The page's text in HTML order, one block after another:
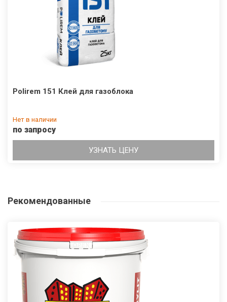
Polirem 151 Клей для газоблока
Нет в наличии
по запросу
УЗНАТЬ ЦЕНУ
Рекомендованные